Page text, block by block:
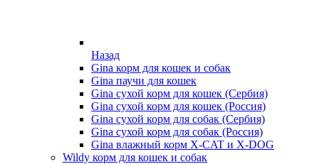
Назад
Gina корм для кошек и собак
Gina паучи для кошек
Gina сухой корм для кошек (Сербия)
Gina сухой корм для кошек (Россия)
Gina сухой корм для собак (Сербия)
Gina сухой корм для собак (Россия)
Gina влажный корм X-CAT и X-DOG
Wildy корм для кошек и собак